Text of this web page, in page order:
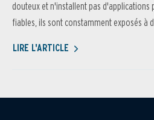
douteux et n'installent pas d'applications
fiables, ils sont constamment exposés à
LIRE L'ARTICLE